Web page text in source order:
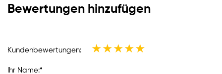
Bewertungen hinzufügen
Kundenbewertungen: ★★★★★
Ihr Name:*